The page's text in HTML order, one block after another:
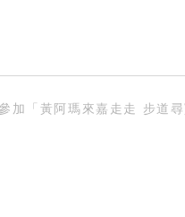
加「黃阿瑪來嘉走走 步道尋